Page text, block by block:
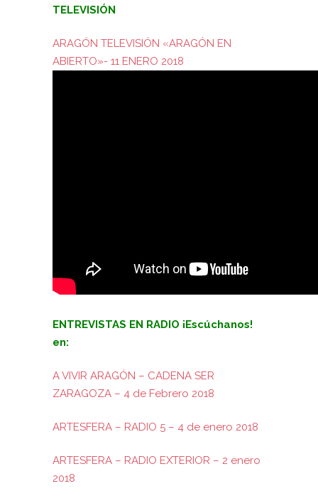
TELEVISIÓN
ARAGÓN TELEVISIÓN «ARAGÓN EN
ABIERTO»- 11 ENERO 2018
ENTREVISTAS EN RADIO ¡Escúchanos!
en:
A VIVIR ARAGÓN – CADENA SER
ZARAGOZA – 4 de Febrero 2018
ARTESFERA – RADIO 5 – 4 de enero 2018
ARTESFERA – RADIO EXTERIOR – 2 enero
2018